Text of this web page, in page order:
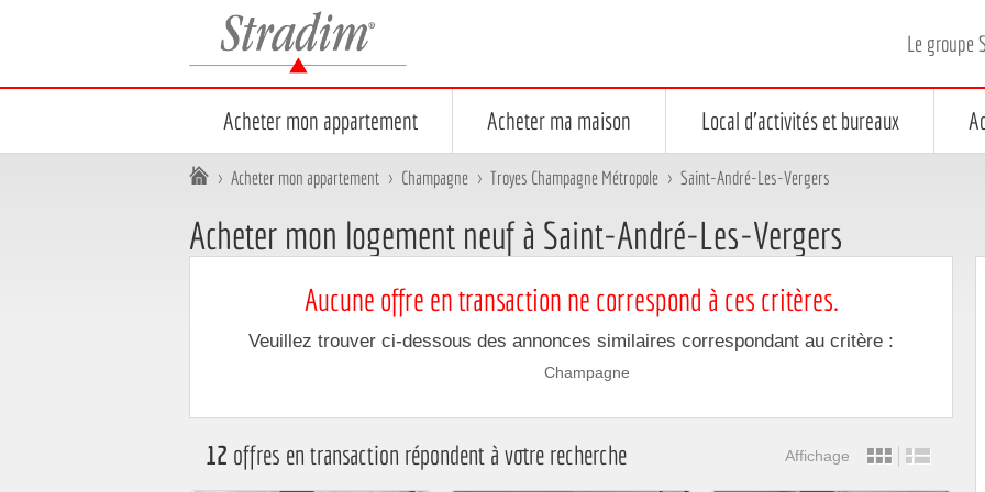
Stradim
Le groupe
Acheter mon appartement Acheter ma maison Local d'activités et bureaux
> Acheter mon appartement > Champagne > Troyes Champagne Métropole > Saint-André-Les-Vergers
Acheter mon logement neuf à Saint-André-Les-Vergers
Aucune offre en transaction ne correspond à ces critères.
Veuillez trouver ci-dessous des annonces similaires correspondant au critère :
Champagne
12 offres en transaction répondent à votre recherche Affichage
Affichage sous forme de mosaïque
Affichage sous forme de liste